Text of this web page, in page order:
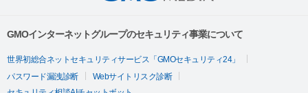
GMOインターネットグループのセキュリティ事業について
世界初総合ネットセキュリティサービス「GMOセキュリティ24」
パスワード漏洩診断
Webサイトリスク診断